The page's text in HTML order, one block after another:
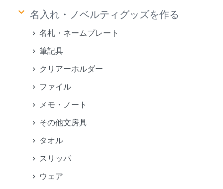
keyboard_arrow_down 名入れ・ノベルティグッズを作る
名札・ネームプレート
筆記具
クリアーホルダー
ファイル
メモ・ノート
その他文房具
タオル
スリッパ
ウェア